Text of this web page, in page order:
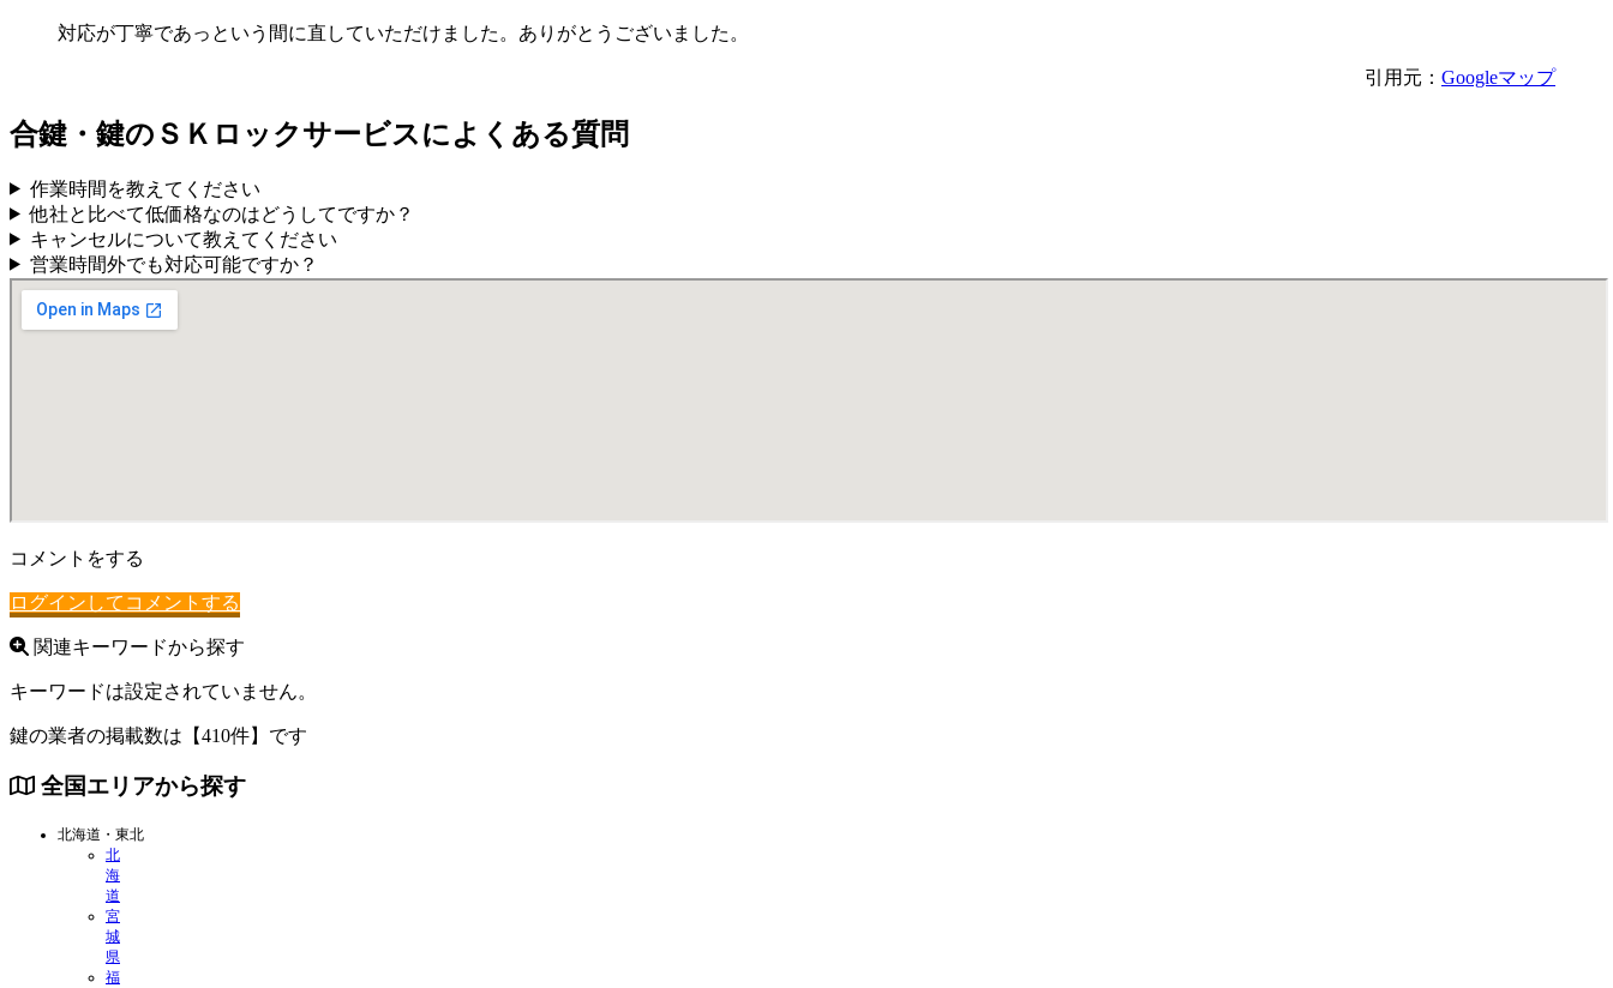
対応が丁寧であっという間に直していただけました。ありがとうございました。
引用元： Googleマップ
合鍵・鍵のＳＫロックサービスによくある質問
作業時間を教えてください
他社と比べて低価格なのはどうしてですか？
キャンセルについて教えてください
営業時間外でも対応可能ですか？
コメントをする
ログインしてコメントする
関連キーワードから探す
キーワードは設定されていません。
鍵の業者の掲載数は 【410件】 です
全国エリアから探す
北海道・東北
北
海
道
宮
城
県
福